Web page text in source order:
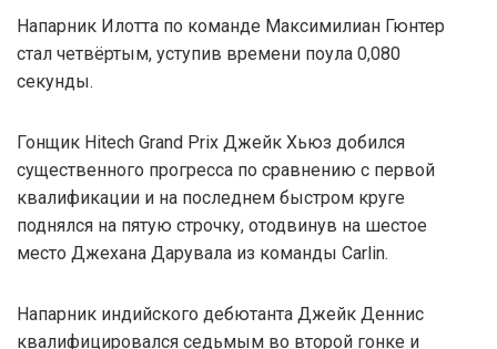
Напарник Илотта по команде Максимилиан Гюнтер
стал четвёртым, уступив времени поула 0,080
секунды.
Гонщик Hitech Grand Prix Джейк Хьюз добился
существенного прогресса по сравнению с первой
квалификации и на последнем быстром круге
поднялся на пятую строчку, отодвинув на шестое
место Джехана Дарувала из команды Carlin.
Напарник индийского дебютанта Джейк Деннис
квалифицировался седьмым во второй гонке и